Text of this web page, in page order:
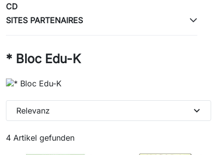
CD
SITES PARTENAIRES
* Bloc Edu-K
4 Artikel gefunden
Relevanz expand_more